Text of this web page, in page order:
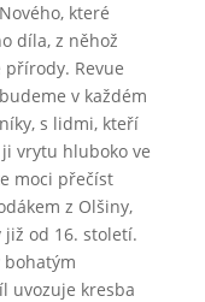
které
díla, z něhož
přírody. Revue
v každém
s lidmi, kteří
vrytu hluboko ve
moci přečíst
z Olšiny,
již od 16. století.
bohatým
uvozuje kresba